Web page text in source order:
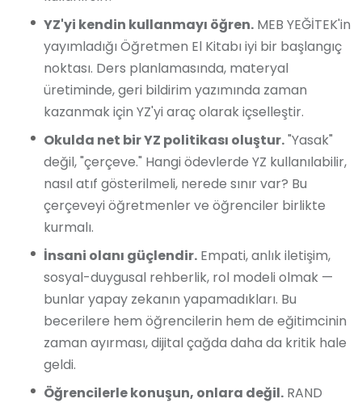
YZ'yi kendin kullanmayı öğren. MEB YEĞİTEK'in
yayımladığı Öğretmen El Kitabı iyi bir başlangıç
noktası. Ders planlamasında, materyal
üretiminde, geri bildirim yazımında zaman
kazanmak için YZ'yi araç olarak içselleştir.
Okulda net bir YZ politikası oluştur."Yasak"
değil, "çerçeve." Hangi ödevlerde YZ kullanılabilir,
nasıl atıf gösterilmeli, nerede sınır var? Bu
çerçeveyi öğretmenler ve öğrenciler birlikte
kurmalı.
İnsani olanı güçlendir. Empati, anlık iletişim,
sosyal-duygusal rehberlik, rol modeli olmak —
bunlar yapay zekanın yapamadıkları. Bu
becerilere hem öğrencilerin hem de eğitimcinin
zaman ayırması, dijital çağda daha da kritik hale
geldi.
Öğrencilerle konuşun, onlara değil. RAND